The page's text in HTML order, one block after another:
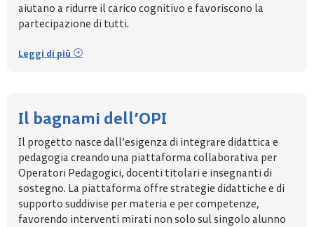
aiutano a ridurre il carico cognitivo e favoriscono la
partecipazione di tutti.
Leggi di più
Il bagnami dell’OPI
Il progetto nasce dall’esigenza di integrare didattica e
pedagogia creando una piattaforma collaborativa per
Operatori Pedagogici, docenti titolari e insegnanti di
sostegno. La piattaforma offre strategie didattiche e di
supporto suddivise per materia e per competenze,
favorendo interventi mirati non solo sul singolo alunno